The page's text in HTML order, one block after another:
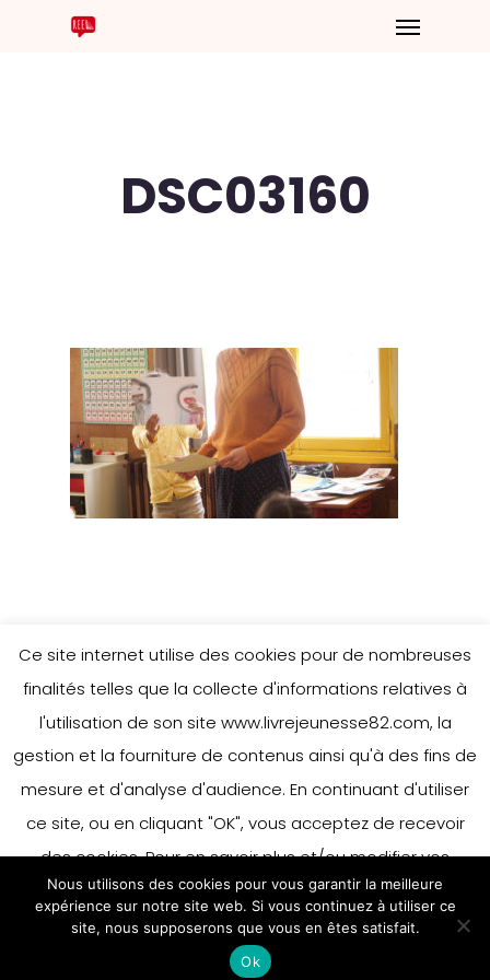
DSC03160
Ce site internet utilise des cookies pour de nombreuses
finalités telles que la collecte d'informations relatives à
l'utilisation de son site www.livrejeunesse82.com, la
gestion et la fourniture de contenus ainsi qu'à des fins de
mesure et d'analyse d'audience. En continuant d'utiliser
ce site, ou en cliquant "OK", vous acceptez de recevoir
des cookies. Pour en savoir plus et/ou modifier vos
préférences en matière de cookies, merci de vous référer
à notre politique sur les cookies.
Accepter
En savoir plus
Nous utilisons des cookies pour vous garantir la meilleure
expérience sur notre site web. Si vous continuez à utiliser ce
site, nous supposerons que vous en êtes satisfait.
Ok